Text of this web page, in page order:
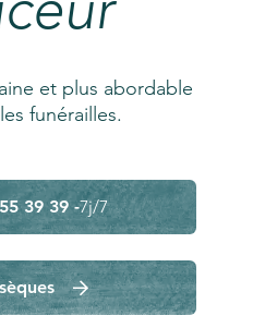
et plus abordable
funérailles.
39 39 -7j/7